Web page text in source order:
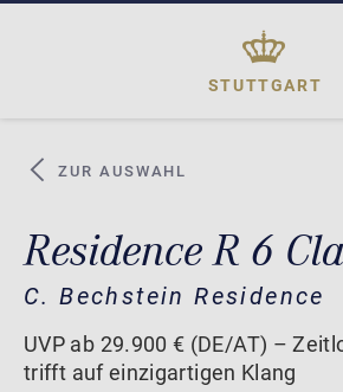
STUTTGART
ZUR AUSWAHL
Residence R 6
C. Bechstein Residence
UVP ab 29.900 € (DE/AT) –
trifft auf einzigartigen Klang